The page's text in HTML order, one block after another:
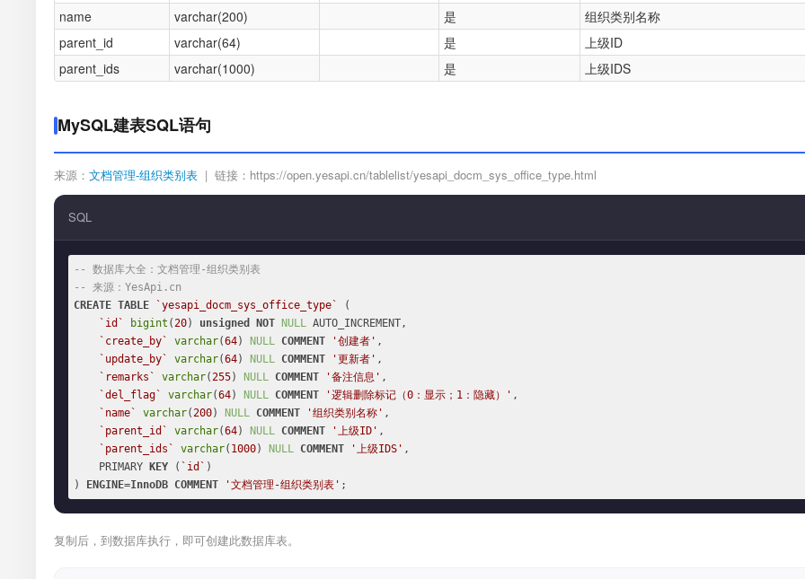
name
varchar(200) 是
组织类别名称
parent_id
varchar(64) 是
上级ID
parent_ids
varchar(1000) 是 上级IDS
MySQL建表SQL语句
来源： 文档管理-组织类别表 | 链接：https://open.yesapi.cn/tablelist/yesapi_docm_sys_office_type.html
SQL
-- 数据库大全：文档管理-组织类别表
-- 来源：YesApi.cn
CREATE TABLE `yesapi_docm_sys_office_type`
(
`id`
bigint (20) unsigned NOT NULL AUTO_INCREMENT,
`create_by`
varchar(64) NULL COMMENT '创建者' ,
`update_by`
varchar(64) NULL COMMENT '更新者' ,
`remarks`
varchar(255) NULL COMMENT '备注信息' ,
`del_flag`
varchar(64) NULL COMMENT '逻辑删除标记（0：显示；1：隐藏）' ,
`name`
varchar(200) NULL COMMENT '组织类别名称' ,
`parent_id`
varchar(64) NULL COMMENT '上级ID' ,
`parent_ids`
varchar( 1000) NULL COMMENT '上级IDS' ,
    PRIMARY
KEY ( `id` )
)
ENGINE=InnoDB COMMENT '文档管理-组织类别表' ;
复制后，到数据库执行，即可创建此数据库表。